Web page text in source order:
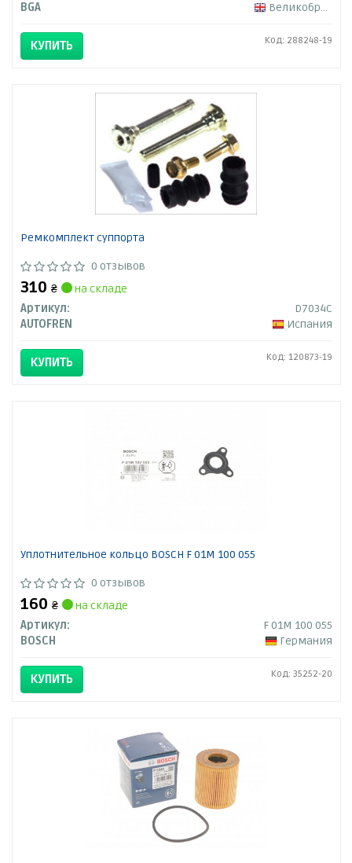
BGA
Великобритания
КУПИТЬ Код: 288248-19
Ремкомплект суппорта
0 отзывов
310 ₴
на складе
Артикул:
D7034C
AUTOFREN
Испания
КУПИТЬ Код: 120873-19
Уплотнительное кольцо BOSCH F 01M 100 055
0 отзывов
160 ₴
на складе
Артикул:
F 01M 100 055
BOSCH
Германия
КУПИТЬ Код: 35252-20